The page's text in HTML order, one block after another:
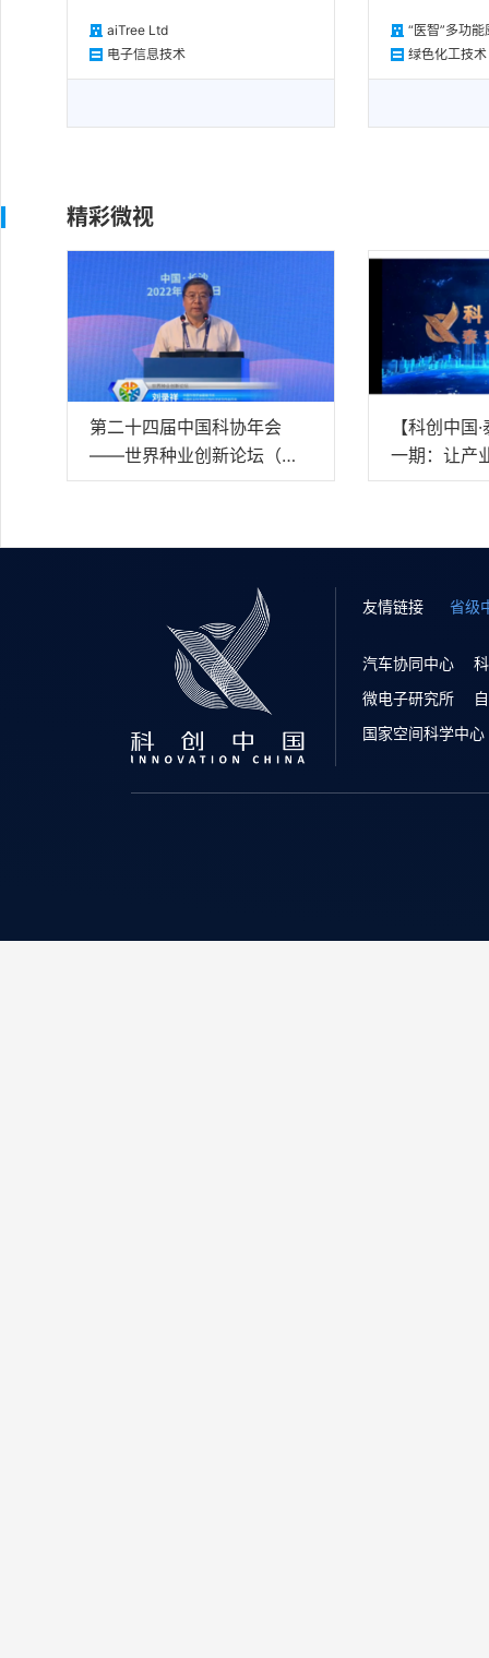
aiTree Ltd
电子信息技术
“医智”多功
绿色化工技术
精彩微视
第二十四届中国科协年会
——世界种业创新论坛（中
文视频）
【科创中国
一期：让产
膀
友情链接 省级
汽车协同中心
微电子研究所
国家空间科学中心